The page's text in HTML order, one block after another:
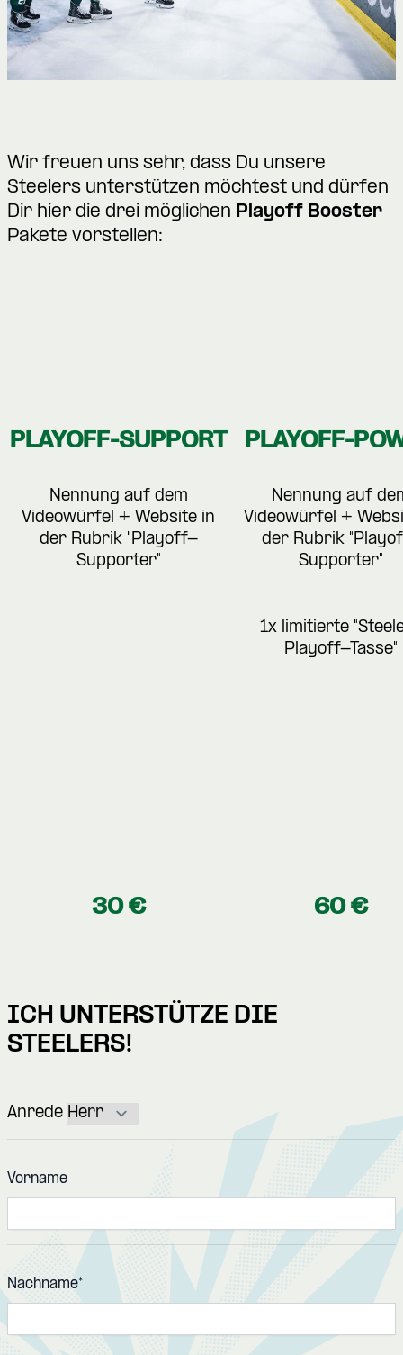
Wir freuen uns sehr, dass Du unsere
Steelers unterstützen möchtest und dürfen
Dir hier die drei möglichen Playoff Booster
Pakete vorstellen:
PLAYOFF-SUPPORT PLAYOFF-
Nennung auf dem
Videowürfel + Website in
der Rubrik "Playoff-
Supporter"
Nennung auf
Videowürfel +
der Rubrik
Supporter"
1x limitierte
Playoff-Tasse"
30 € 60 €
ICH UNTERSTÜTZE DIE
STEELERS!
Anrede
Vorname
Nachname*